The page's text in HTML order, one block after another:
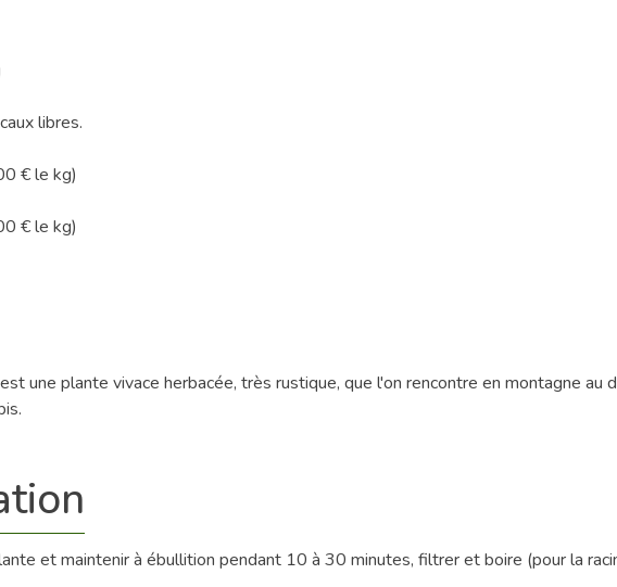
libres.
€ le kg)
€ le kg)
est une plante vivace herbacée, très rustique, que l'on rencontre en montagne
et maintenir à ébullition pendant 10 à 30 minutes, filtrer et boire (pour la